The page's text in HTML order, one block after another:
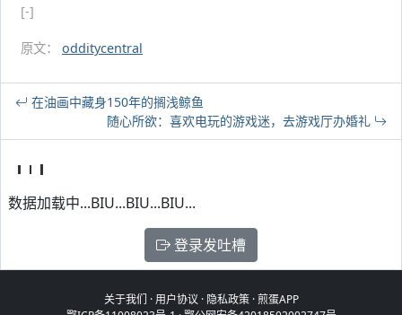
[-]
原文： odditycentral
在油画中藏身150年的搁浅鲸鱼
随心所欲：喜欢电玩的游戏迷，去游戏厅办婚礼
数据加载中...BIU...BIU...BIU...
登录发吐槽
关于我们 ·用户协议 · 隐私政策·煎蛋APP